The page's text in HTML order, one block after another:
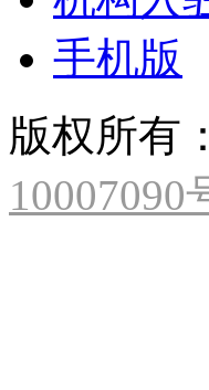
手机版
版权所有
10007090